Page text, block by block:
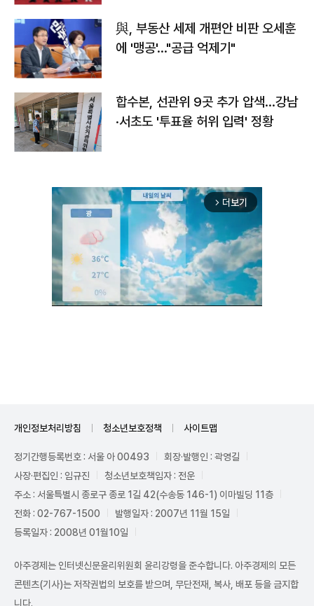
與, 부동산 세제 개편안 비판 오세훈
에 '맹공'…"공급 억제기"
합수본, 선관위 9곳 추가 압색…강남
·서초도 '투표율 허위 입력' 정황
arrow_forward_ios 더보기
개인정보처리방침 청소년보호정책 사이트맵
정기간행등록번호 : 서울 아 00493
회장·발행인 : 곽영길
사장·편집인 : 임규진
청소년보호책임자 : 전운
주소 : 서울특별시 종로구 종로 1길 42(수송동 146-1) 이마빌딩 11층
전화 : 02-767-1500
발행일자 : 2007년 11월 15일
등록일자 : 2008년 01월10일
아주경제는 인터넷신문윤리위원회 윤리강령을 준수합니다. 아주경제의 모든
콘텐츠(기사)는 저작권법의 보호를 받으며, 무단전재, 복사, 배포 등을 금지합
니다.